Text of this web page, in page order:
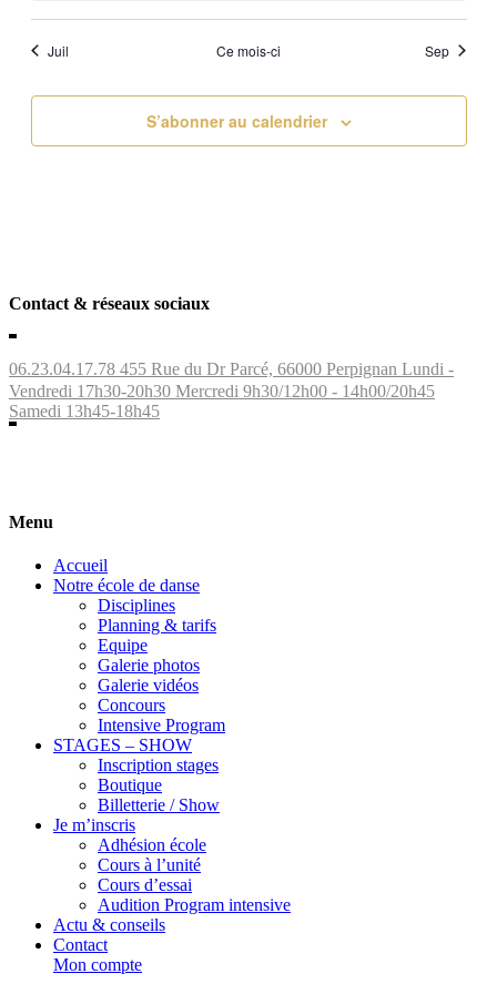
Juil Ce mois-ci Sep
S’abonner au calendrier
Contact & réseaux sociaux
06.23.04.17.78 455 Rue du Dr Parcé, 66000 Perpignan Lundi -
Vendredi 17h30-20h30 Mercredi 9h30/12h00 - 14h00/20h45
Samedi 13h45-18h45
Menu
Accueil
Notre école de danse
Disciplines
Planning & tarifs
Equipe
Galerie photos
Galerie vidéos
Concours
Intensive Program
STAGES – SHOW
Inscription stages
Boutique
Billetterie / Show
Je m’inscris
Adhésion école
Cours à l’unité
Cours d’essai
Audition Program intensive
Actu & conseils
Contact
Mon compte